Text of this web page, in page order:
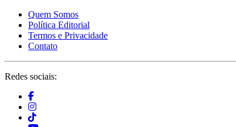
Quem Somos
Política Editorial
Termos e Privacidade
Contato
Redes sociais: